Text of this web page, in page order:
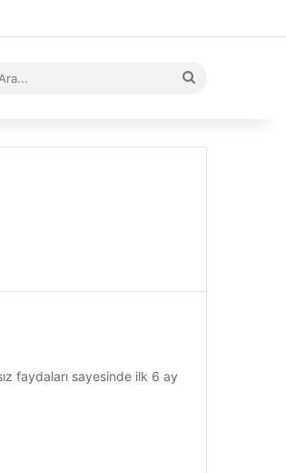
faydaları sayesinde ilk 6 ay